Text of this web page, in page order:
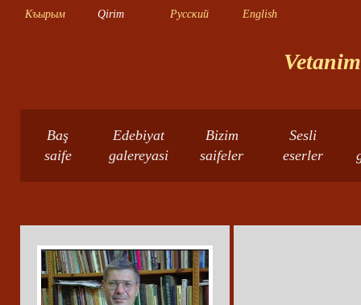
Къырым Qirim Русский English
Baş
saife
Edebiyat
galereyasi
Bizim
saifeler
Sesli
eserler